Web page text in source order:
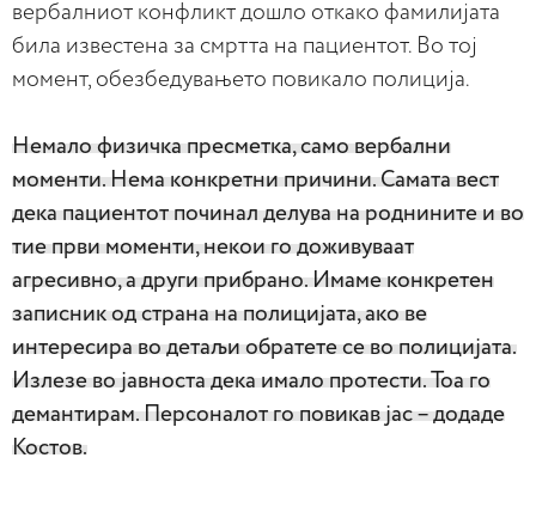
вербалниот конфликт дошло откако фамилијата
била известена за смртта на пациентот. Во тој
момент, обезбедувањето повикало полиција.
Немало физичка пресметка, само вербални
моменти. Нема конкретни причини. Самата вест
дека пациентот починал делува на роднините и во
тие први моменти, некои го доживуваат
агресивно, а други прибрано. Имаме конкретен
записник од страна на полицијата, ако ве
интересира во детаљи обратете се во полицијата.
Излезе во јавноста дека имало протести. Тоа го
демантирам. Персоналот го повикав јас – додаде
Костов.